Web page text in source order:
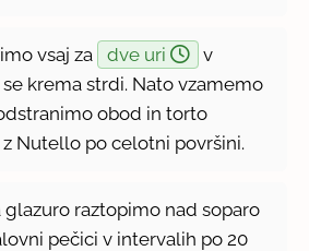
vsaj za dve uri
v
krema strdi. Nato vzamemo
obod in torto
Nutello po celotni površini.
glazuro raztopimo nad soparo
pečici v intervalih po 20